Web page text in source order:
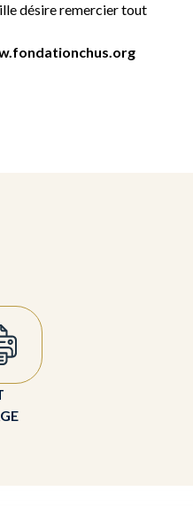
désire remercier tout